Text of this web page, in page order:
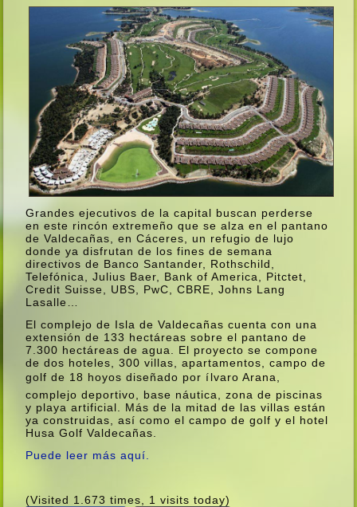
Grandes ejecutivos de la capital buscan perderse
en este rincón extremeño que se alza en el pantano
de Valdecañas, en Cáceres, un refugio de lujo
donde ya disfrutan de los fines de semana
directivos de Banco Santander, Rothschild,
Telefónica, Julius Baer, Bank of America, Pitctet,
Credit Suisse, UBS, PwC, CBRE, Johns Lang
Lasalle…
El complejo de Isla de Valdecañas cuenta con una
extensión de 133 hectáreas sobre el pantano de
7.300 hectáreas de agua. El proyecto se compone
de dos hoteles, 300 villas, apartamentos, campo de
golf de 18 hoyos diseñado por ílvaro Arana,
complejo deportivo, base náutica, zona de piscinas
y playa artificial. Más de la mitad de las villas están
ya construidas, así­ como el campo de golf y el hotel
Husa Golf Valdecañas.
Puede leer más aquí­.
(Visited 1.673 times, 1 visits today)